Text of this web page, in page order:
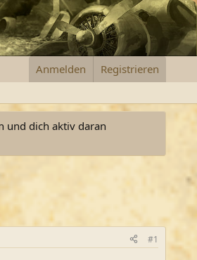
Anmelden Registrieren
und dich aktiv daran
#1